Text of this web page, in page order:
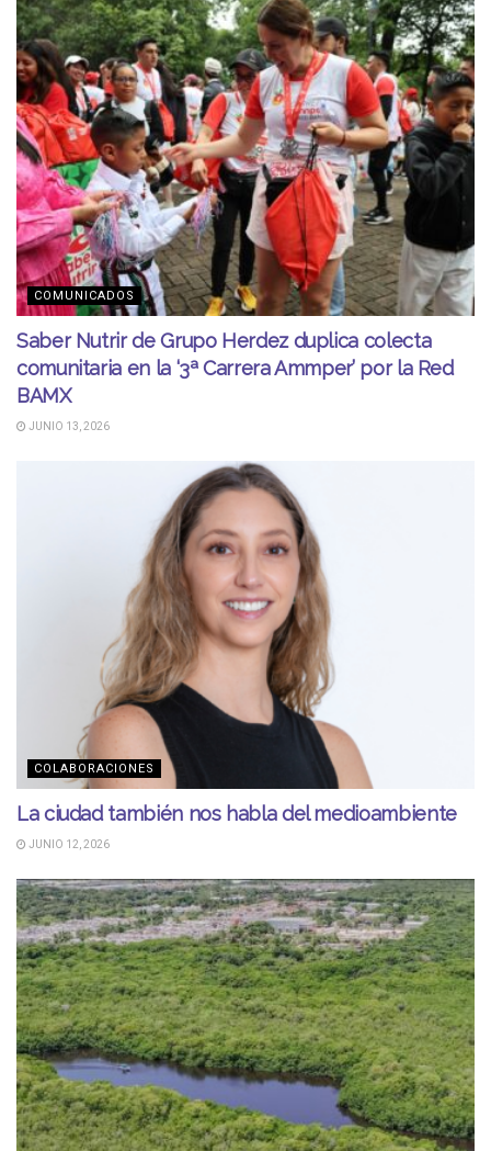
COMUNICADOS
Saber Nutrir de Grupo Herdez duplica colecta
comunitaria en la ‘3ª Carrera Ammper’ por la Red
BAMX
JUNIO 13, 2026
COLABORACIONES
La ciudad también nos habla del medioambiente
JUNIO 12, 2026